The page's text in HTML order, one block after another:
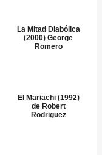
La Mitad Diabólica
(2000) George
Romero
El Mariachi (1992)
de Robert
Rodriguez